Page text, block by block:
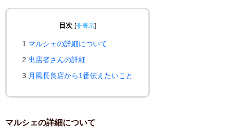
目次 [非表示]
1 マルシェの詳細について
2 出店者さんの詳細
3 月風長良店から1番伝えたいこと
マルシェの詳細について